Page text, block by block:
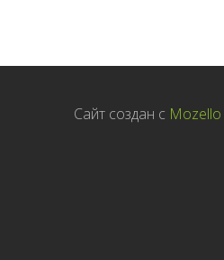
Сайт создан с Mozello